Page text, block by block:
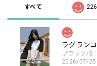
すべて 226
ブラック/S
2026/07/25